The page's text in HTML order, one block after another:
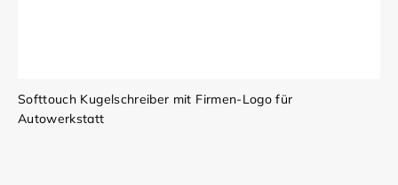
Softtouch Kugelschreiber mit Firmen-Logo für
Autowerkstatt